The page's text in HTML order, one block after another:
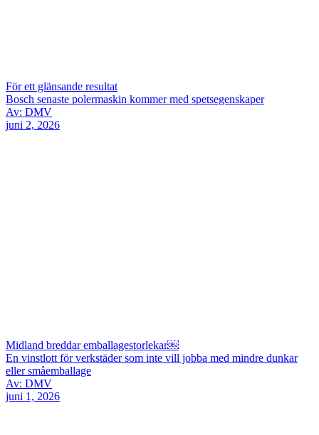
För ett glänsande resultat
Bosch senaste polermaskin kommer med spetsegenskaper
Av: DMV
juni 2, 2026
Midland breddar emballagestorlekar￼
En vinstlott för verkstäder som inte vill jobba med mindre dunkar
eller småemballage
Av: DMV
juni 1, 2026